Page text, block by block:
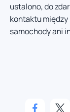
ustalono, do
kontaktu między
samochody ani